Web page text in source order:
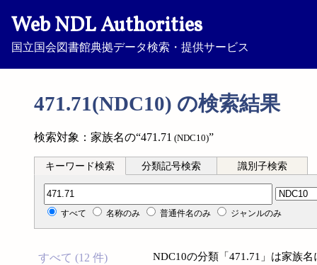
Web NDL Authorities
国立国会図書館典拠データ検索・提供サービス
471.71(NDC10) の検索結果
検索対象：家族名の“471.71 (NDC10)”
キーワード検索 分類記号検索 識別子検索
分類記号検索
すべて 名称のみ 普通件名のみ ジャンルのみ
すべて (12 件)
NDC10の分類「471.71」は家族